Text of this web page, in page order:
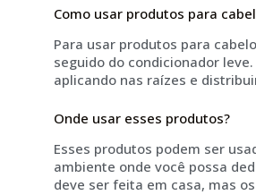
Como usar produtos para
Para usar produtos para
seguido do condicionador
aplicando nas raízes e
Onde usar esses produtos?
Esses produtos podem ser
ambiente onde você possa
deve ser feita em casa, mas